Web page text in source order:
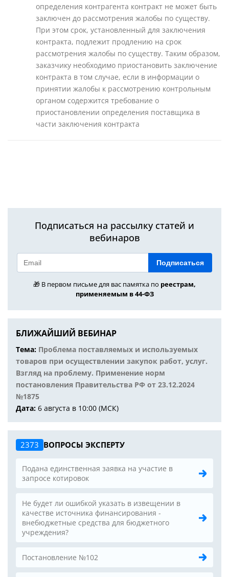
определения контрагента контракт не может быть
заключен до рассмотрения жалобы по существу.
При этом срок, установленный для заключения
контракта, подлежит продлению на срок
рассмотрения жалобы по существу. Таким образом,
заказчику необходимо приостановить заключение
контракта в том случае, если в информации о
принятии жалобы к рассмотрению контрольным
органом содержится требование о
приостановлении определения поставщика в
части заключения контракта
Подписаться на рассылку статей и
вебинаров
Подписаться
🎁 В первом письме для вас памятка по реестрам,
применяемым в 44-ФЗ
БЛИЖАЙШИЙ ВЕБИНАР
Тема: Проблема поставляемых и используемых
товаров при осуществлении закупок работ, услуг.
Взгляд на проблему. Применение норм
постановления Правительства РФ от 23.12.2024
№1875
Дата: 6 августа в 10:00 (МСК)
2373 ВОПРОСЫ ЭКСПЕРТУ
Подана единственная заявка на участие в
запросе котировок
Не будет ли ошибкой указать в извещении в
качестве источника финансирования -
внебюджетные средства для бюджетного
учреждения?
Постановление №102